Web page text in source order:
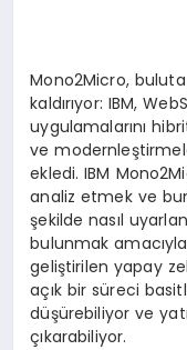
Mono2Micro, buluta
kaldırıyor: IBM,
uygulamalarını
ve
ekledi. IBM
analiz etmek ve
şekilde nasıl
bulunmak
geliştirilen yapay
açık bir süreci
düşürebiliyor ve
çıkarabiliyor.